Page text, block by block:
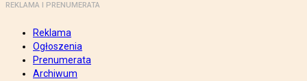
REKLAMA I PRENUMERATA
Reklama
Ogłoszenia
Prenumerata
Archiwum